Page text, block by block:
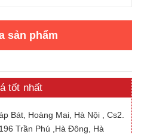
sản phẩm
tốt nhất
Bát, Hoàng Mai, Hà Nội , Cs2.
Trần Phú ,Hà Đông, Hà